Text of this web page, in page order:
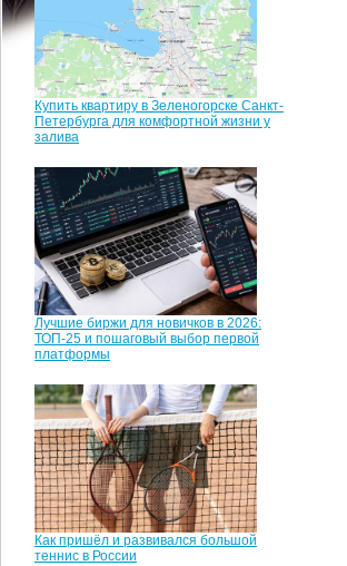
Купить квартиру в Зеленогорске Санкт-
Петербурга для комфортной жизни у
залива
Лучшие биржи для новичков в 2026:
ТОП-25 и пошаговый выбор первой
платформы
Как пришёл и развивался большой
теннис в России